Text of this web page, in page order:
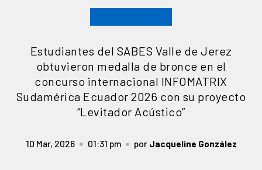
Estudiantes del SABES Valle de Jerez
obtuvieron medalla de bronce en el
concurso internacional INFOMATRIX
Sudamérica Ecuador 2026 con su proyecto
“Levitador Acústico”
10 Mar, 2026 01:31 pm por Jacqueline González